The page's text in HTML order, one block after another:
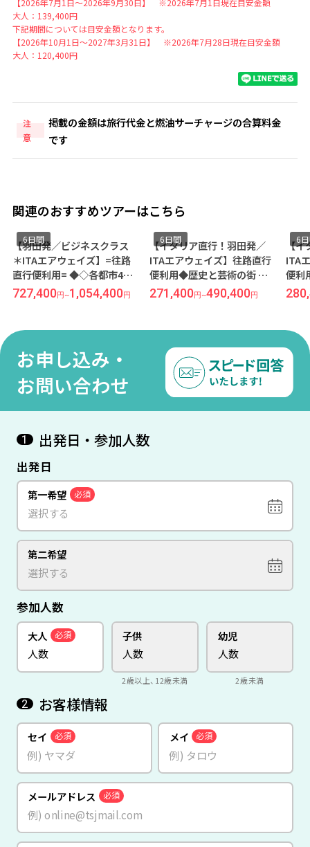
【2026年7月1日～2026年9月30日】 ※2026年7月1日現在目安金額
大人：139,400円
下記期間については目安金額となります。
【2026年10月1日～2027年3月31日】 ※2026年7月28日現在目安金額
大人：120,400円
注
意
掲載の金額は旅行代金と燃油サーチャージの合算料金
です
関連のおすすめツアーはこちら
【羽田発／ビジネスクラス
＊ITAエアウェイズ】=往路
直行便利用= ◆◇各都市4ッ
星ホテル指定◇◆ ＜歴史と
芸術の街 ローマ × 神話と遺
6日間
727,400 円~1,054,400 円
【イタリア直行！羽田発／
ITAエアウェイズ】往路直行
便利用◆歴史と芸術の街 ロ
ーマ & 神話と遺跡の街 アテ
ネ 6日間 ○観光に最適な3ッ
6日間
271,400 円~490,400 円
【
ITA
便利
ーマ
ネ
付
6
お申し込み・
お問い合わせ
1 出発日・参加人数
出発日
第一希望 必須
第二希望
参加人数
大人 必須 子供
2歳以上、12歳未満
幼児
2歳未満
2 お客様情報
セイ 必須 メイ 必須
メールアドレス 必須